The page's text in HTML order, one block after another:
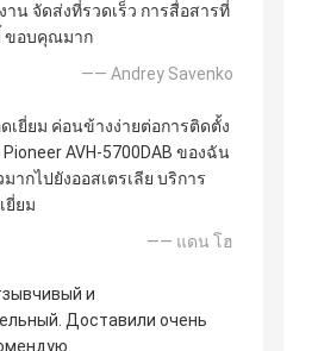
าน จัดส่งที่รวดเร็ว การสื่อสารที่
ขอบคุณมาก
—— Andrey Savenko
ยี่ยม ค่อนข้างง่ายต่อการติดตั้ง
AVH-5700DAB ของฉัน
ากไปยังออสเตรเลีย บริการ
ยี่ยม
—— แดน โฮ
и
Доставили очень